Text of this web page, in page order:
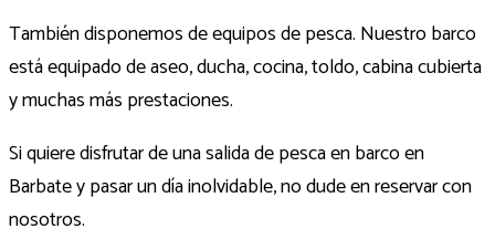
También disponemos de equipos de pesca. Nuestro barco
está equipado de aseo, ducha, cocina, toldo, cabina cubierta
y muchas más prestaciones.
Si quiere disfrutar de una salida de pesca en barco en
Barbate y pasar un día inolvidable, no dude en reservar con
nosotros.